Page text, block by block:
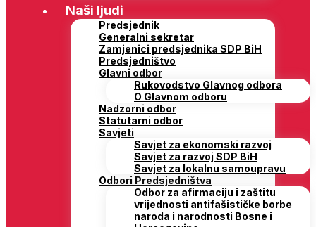
Naši ljudi
Predsjednik
Generalni sekretar
Zamjenici predsjednika SDP BiH
Predsjedništvo
Glavni odbor
Rukovodstvo Glavnog odbora
O Glavnom odboru
Nadzorni odbor
Statutarni odbor
Savjeti
Savjet za ekonomski razvoj
Savjet za razvoj SDP BiH
Savjet za lokalnu samoupravu
Odbori Predsjedništva
Odbor za afirmaciju i zaštitu
vrijednosti antifašističke borbe
naroda i narodnosti Bosne i